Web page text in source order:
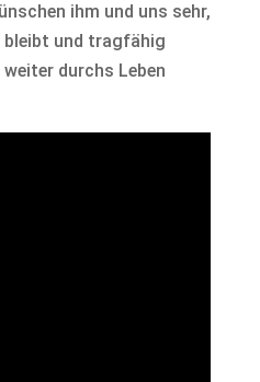
ihm und uns sehr,
bleibt und tragfähig
durchs Leben